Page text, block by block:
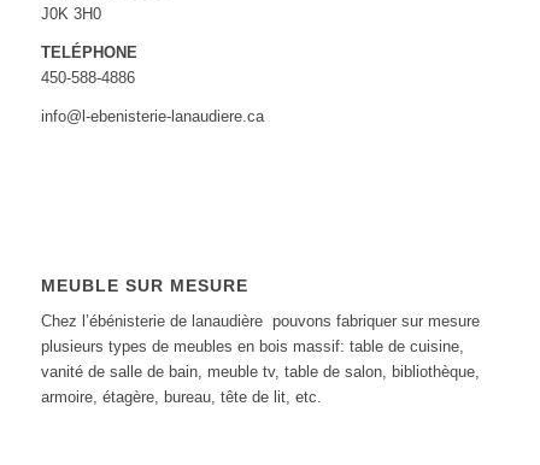
J0K 3H0‎
TELÉPHONE
450-588-4886
info@l-ebenisterie-lanaudiere.ca
MEUBLE SUR MESURE
Chez l’ébénisterie de lanaudière pouvons fabriquer sur mesure
plusieurs types de meubles en bois massif: table de cuisine,
vanité de salle de bain, meuble tv, table de salon, bibliothèque,
armoire, étagère, bureau, tête de lit, etc.